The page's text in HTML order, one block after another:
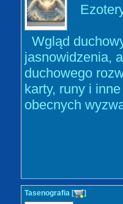
Wgląd
jasnowidzenia,
duchowego
karty, runy i
obecnych
Tasenografia [ ]